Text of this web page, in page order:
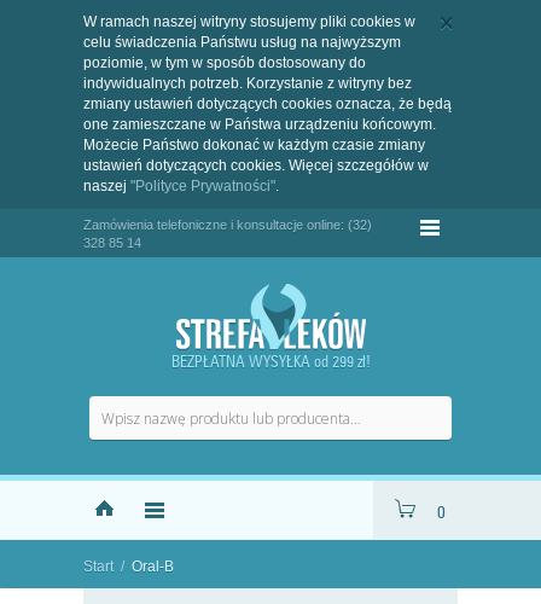
W ramach naszej witryny stosujemy pliki cookies w
celu świadczenia Państwu usług na najwyższym
poziomie, w tym w sposób dostosowany do
indywidualnych potrzeb. Korzystanie z witryny bez
zmiany ustawień dotyczących cookies oznacza, że będą
one zamieszczane w Państwa urządzeniu końcowym.
Możecie Państwo dokonać w każdym czasie zmiany
ustawień dotyczących cookies. Więcej szczegółów w
naszej "Polityce Prywatności".
Zamówienia telefoniczne i konsultacje online: (32)
328 85 14
BEZPŁATNA WYSYŁKA od 299 zł!
0
Start / Oral-B
"